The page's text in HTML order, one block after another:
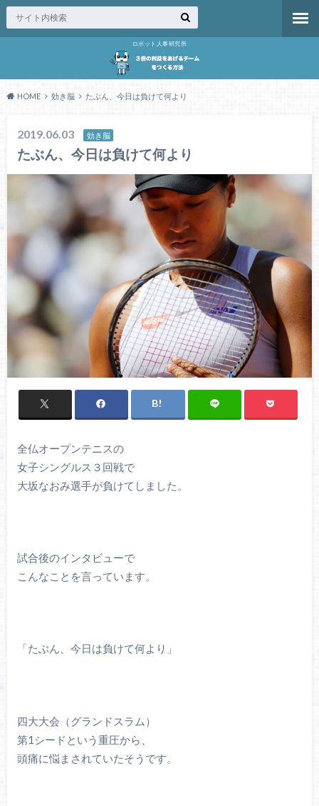
ロボット人事研究所
HOME 効き脳 たぶん、今日は負けて何より
2019.06.03 効き脳
たぶん、今日は負けて何より
全仏オープンテニスの
女子シングルス３回戦で
大坂なおみ選手が負けてしました。
試合後のインタビューで
こんなことを言っています。
「たぶん、今日は負けて何より」
四大大会（グランドスラム）
第1シードという重圧から、
頭痛に悩まされていたそうです。